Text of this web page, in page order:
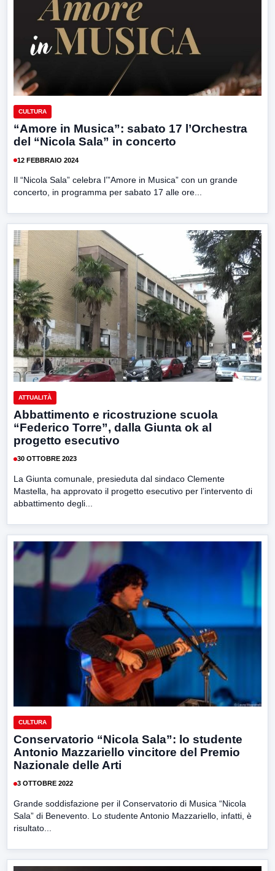
CULTURA
“Amore in Musica”: sabato 17 l’Orchestra
del “Nicola Sala” in concerto
12 FEBBRAIO 2024
Il “Nicola Sala” celebra l’”Amore in Musica” con un grande
concerto, in programma per sabato 17 alle ore...
ATTUALITÀ
Abbattimento e ricostruzione scuola
“Federico Torre”, dalla Giunta ok al
progetto esecutivo
30 OTTOBRE 2023
La Giunta comunale, presieduta dal sindaco Clemente
Mastella, ha approvato il progetto esecutivo per l’intervento di
abbattimento degli...
CULTURA
Conservatorio “Nicola Sala”: lo studente
Antonio Mazzariello vincitore del Premio
Nazionale delle Arti
3 OTTOBRE 2022
Grande soddisfazione per il Conservatorio di Musica “Nicola
Sala” di Benevento. Lo studente Antonio Mazzariello, infatti, è
risultato...